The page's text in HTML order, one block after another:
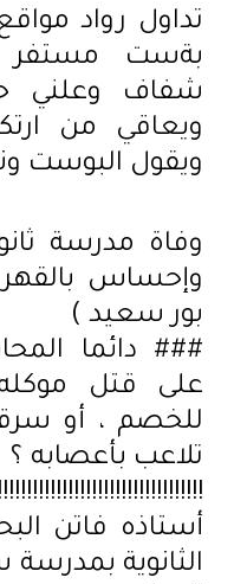
تداول رواد
بةست مستفر
شفاف وعلني
ويعاقي من
ويقول البوست
وفاة مدرسة
وإحساس
بور سعيد )
### دائما
على قتل
للخصم ، أو
تلاعب بأعصابه ؟
أستاذه فاتن
الثانوية